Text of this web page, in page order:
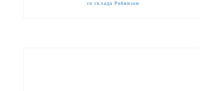
со склада Робинзон